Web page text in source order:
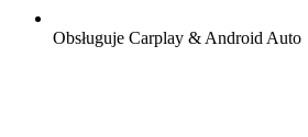
Obsługuje Carplay & Android Auto